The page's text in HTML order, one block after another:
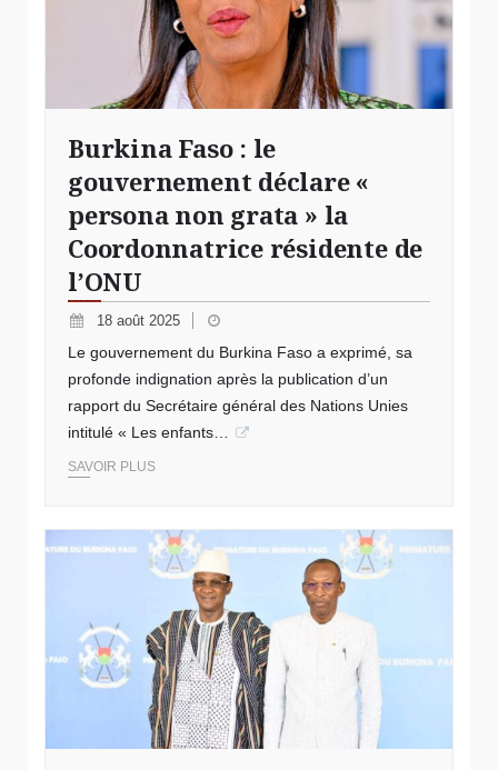
Burkina Faso : le
gouvernement déclare «
persona non grata » la
Coordonnatrice résidente de
l’ONU
18 août 2025
Le gouvernement du Burkina Faso a exprimé, sa
profonde indignation après la publication d’un
rapport du Secrétaire général des Nations Unies
intitulé « Les enfants…
SAVOIR PLUS